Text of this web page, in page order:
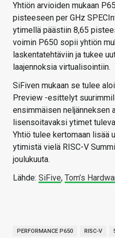
Yhtiön arvioiden mukaan
pisteeseen per GHz
ytimellä päästiin 8,65
voimin P650 sopii yhtiön
laskentatehtäviin ja tukee
laajennoksia virtualisointiin.
SiFiven mukaan se tulee
Preview -esittelyt
ensimmäisen neljänneksen
lisensoitavaksi ytimet
Yhtiö tulee kertomaan lisää
ytimistä vielä RISC-V
joulukuuta.
Lähde: SiFive, Tom’s
PERFORMANCE P650 RISC-V